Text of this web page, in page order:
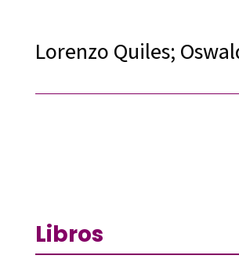
Lorenzo Quiles;
Libros